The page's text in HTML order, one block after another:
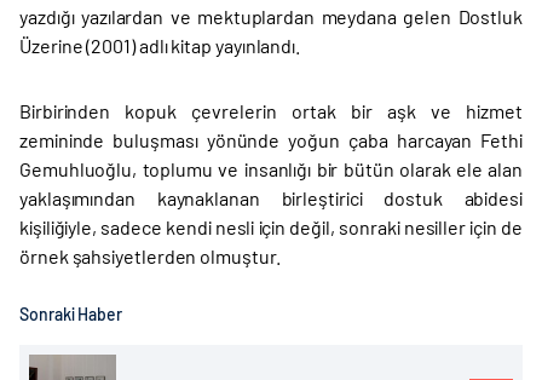
yazdığı yazılardan ve mektuplardan meydana gelen Dostluk
Üzerine (2001) adlı kitap yayınlandı.
Birbirinden kopuk çevrelerin ortak bir aşk ve hizmet
zemininde buluşması yönünde yoğun çaba harcayan Fethi
Gemuhluoğlu, toplumu ve insanlığı bir bütün olarak ele alan
yaklaşımından kaynaklanan birleştirici dostuk abidesi
kişiliğiyle, sadece kendi nesli için değil, sonraki nesiller için de
örnek şahsiyetlerden olmuştur.
Sonraki Haber